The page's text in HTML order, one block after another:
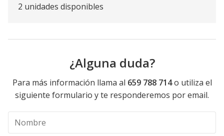
2 unidades disponibles
¿Alguna duda?
Para más información llama al 659 788 714o utiliza el
siguiente formulario y te responderemos por email.